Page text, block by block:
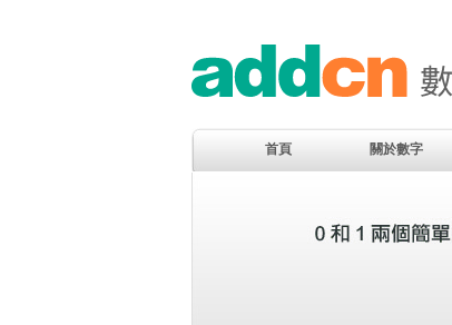
首頁 關於數字